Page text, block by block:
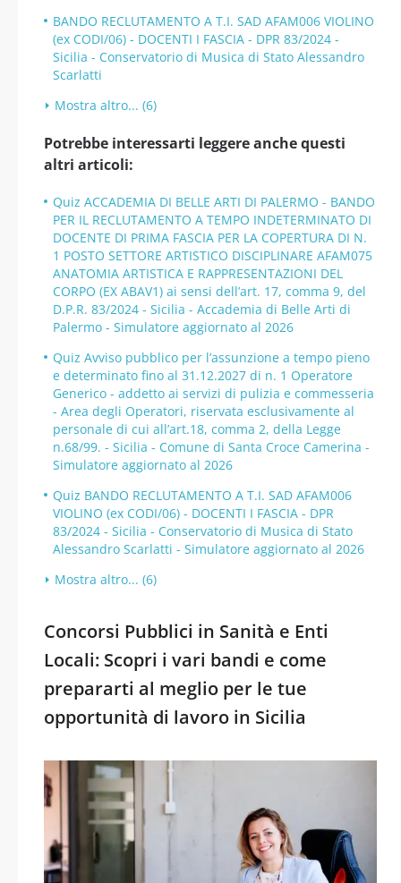
BANDO RECLUTAMENTO A T.I. SAD AFAM006 VIOLINO
(ex CODI/06) - DOCENTI I FASCIA - DPR 83/2024 -
Sicilia - Conservatorio di Musica di Stato Alessandro
Scarlatti
Mostra altro... (6)
Potrebbe interessarti leggere anche questi
altri articoli:
Quiz ACCADEMIA DI BELLE ARTI DI PALERMO - BANDO
PER IL RECLUTAMENTO A TEMPO INDETERMINATO DI
DOCENTE DI PRIMA FASCIA PER LA COPERTURA DI N.
1 POSTO SETTORE ARTISTICO DISCIPLINARE AFAM075
ANATOMIA ARTISTICA E RAPPRESENTAZIONI DEL
CORPO (EX ABAV1) ai sensi dell’art. 17, comma 9, del
D.P.R. 83/2024 - Sicilia - Accademia di Belle Arti di
Palermo - Simulatore aggiornato al 2026
Quiz Avviso pubblico per l’assunzione a tempo pieno
e determinato fino al 31.12.2027 di n. 1 Operatore
Generico - addetto ai servizi di pulizia e commesseria
- Area degli Operatori, riservata esclusivamente al
personale di cui all’art.18, comma 2, della Legge
n.68/99. - Sicilia - Comune di Santa Croce Camerina -
Simulatore aggiornato al 2026
Quiz BANDO RECLUTAMENTO A T.I. SAD AFAM006
VIOLINO (ex CODI/06) - DOCENTI I FASCIA - DPR
83/2024 - Sicilia - Conservatorio di Musica di Stato
Alessandro Scarlatti - Simulatore aggiornato al 2026
Mostra altro... (6)
Concorsi Pubblici in Sanità e Enti
Locali: Scopri i vari bandi e come
prepararti al meglio per le tue
opportunità di lavoro in Sicilia